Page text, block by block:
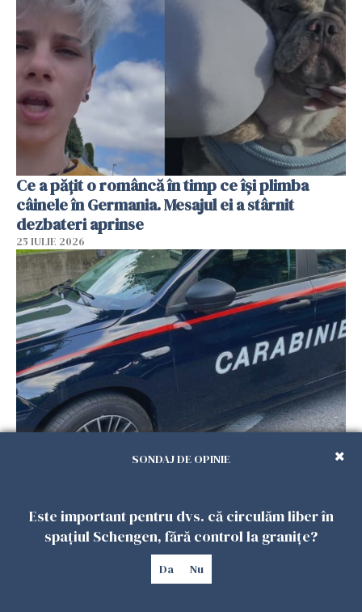
Ce a pățit o româncă în timp ce își plimba
câinele în Germania. Mesajul ei a stârnit
dezbateri aprinse
25 IULIE 2026
singuri în casă pentru a merge la mall. Vecinii
SONDAJ DE OPINIE
Este important pentru dvs. că circulăm liber în
spațiul Schengen, fără control la granițe?
Da Nu